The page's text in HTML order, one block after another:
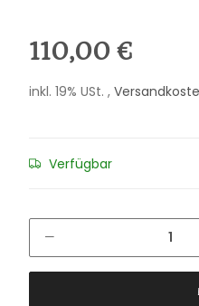
110,00 €
inkl. 19% USt. ,
Verfügbar